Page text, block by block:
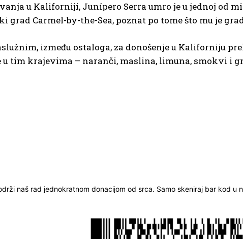
u Kaliforniji, Junípero Serra umro je u jednoj od
Carmel-by-the-Sea, poznat po tome što mu je
između ostaloga, za donošenje u Kaliforniju
tim krajevima – naranči, maslina, limuna, smokvi i
naš rad jednokratnom donacijom od srca. Samo skeniraj bar kod u